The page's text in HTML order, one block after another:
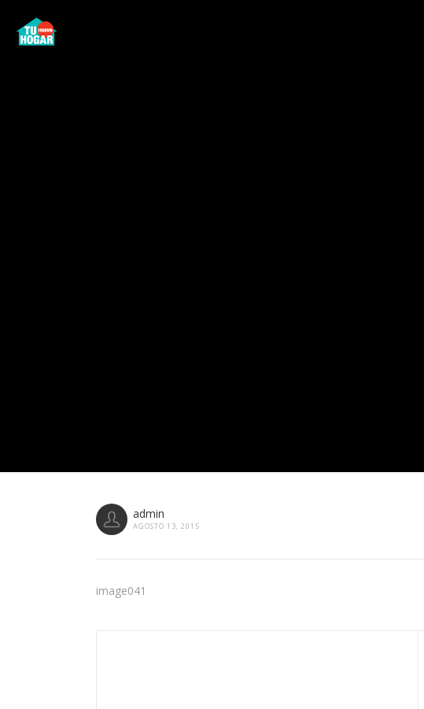
admin
AGOSTO 13, 2015
image041